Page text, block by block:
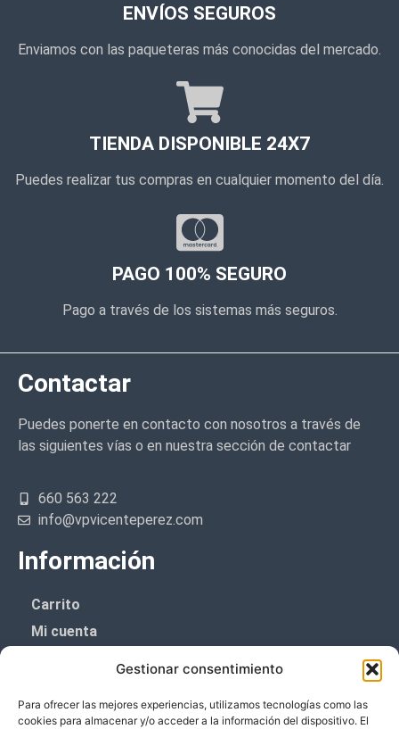
Gestionar consentimiento
Para ofrecer las mejores experiencias, utilizamos tecnologías como las
cookies para almacenar y/o acceder a la información del dispositivo. El
ENVÍOS SEGUROS
Enviamos con las paqueteras más conocidas del mercado.
TIENDA DISPONIBLE 24X7
Puedes realizar tus compras en cualquier momento del día.
PAGO 100% SEGURO
Pago a través de los sistemas más seguros.
Contactar
Puedes ponerte en contacto con nosotros a través de
las siguientes vías o en nuestra sección de contactar
660 563 222
info@vpvicenteperez.com
Información
Carrito
Mi cuenta
Política de cookies (UE)